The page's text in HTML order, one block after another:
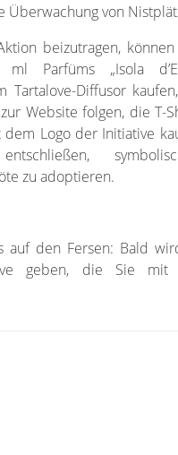
Überwachung von
beizutragen,
Parfüms „Isola
Tartalove-Diffusor
Website folgen, die T-
Logo der Initiative
zu adoptieren.
auf den Fersen: Bald
geben, die Sie mit